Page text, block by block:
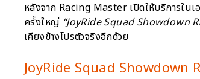
หลังจาก Racing Master เปิดให้บริการใน
ครั้งใหญ่ “JoyRide Squad Showdown
เคียงข้างโปรตัวจริงอีกด้วย
JoyRide Squad Showdown